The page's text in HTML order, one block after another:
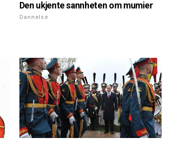
Den ukjente sannheten om mumier
Dannelse